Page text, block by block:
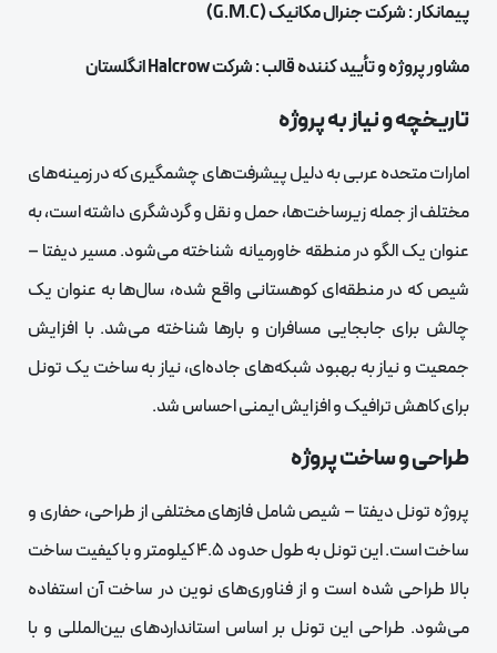
پیمانکار : شرکت جنرال مکانیک (G.M.C)
مشاور پروژه و تأیید کننده قالب : شرکت Halcrow انگلستان
تاریخچه و نیاز به پروژه
امارات متحده عربی به دلیل پیشرفت‌های چشمگیری که در زمینه‌های
مختلف از جمله زیرساخت‌ها، حمل و نقل و گردشگری داشته است، به
عنوان یک الگو در منطقه خاورمیانه شناخته می‌شود. مسیر دیفتا –
شیص که در منطقه‌ای کوهستانی واقع شده، سال‌ها به عنوان یک
چالش برای جابجایی مسافران و بارها شناخته می‌شد. با افزایش
جمعیت و نیاز به بهبود شبکه‌های جاده‌ای، نیاز به ساخت یک تونل
برای کاهش ترافیک و افزایش ایمنی احساس شد.
طراحی و ساخت پروژه
پروژه تونل دیفتا – شیص شامل فازهای مختلفی از طراحی، حفاری و
ساخت است. این تونل به طول حدود 4.5 کیلومتر و با کیفیت ساخت
بالا طراحی شده است و از فناوری‌های نوین در ساخت آن استفاده
می‌شود. طراحی این تونل بر اساس استانداردهای بین‌المللی و با